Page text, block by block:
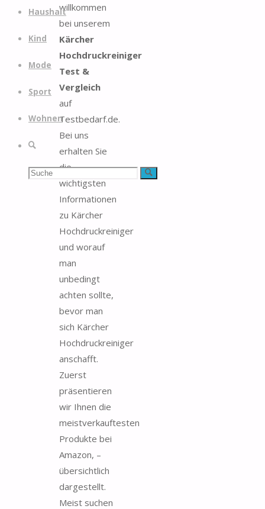
Haushalt
Kind
Mode
Sport
Wohnen
Suchen Suche
willkommen
bei unserem
Kärcher
Hochdruckreiniger
Test &
Vergleich
auf
Testbedarf.de.
Bei uns
erhalten Sie
die
wichtigsten
Informationen
zu Kärcher
Hochdruckreiniger
und worauf
man
unbedingt
achten sollte,
bevor man
sich Kärcher
Hochdruckreiniger
anschafft.
Zuerst
präsentieren
wir Ihnen die
meistverkauftesten
Produkte bei
Amazon, –
übersichtlich
dargestellt.
Meist suchen